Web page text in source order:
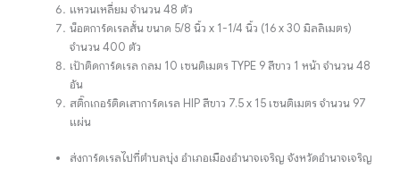
แหวนเหลี่ยม จำนวน 48 ตัว
น็อตการ์ดเรลสั้น ขนาด 5/8 นิ้ว x 1-1/4 นิ้ว (16 x 30 มิลลิเมตร)
จำนวน 400 ตัว
เป้าติดการ์ดเรล กลม 10 เซนติเมตร TYPE 9 สีขาว 1 หน้า จำนวน 48
อัน
สติ๊กเกอร์ติดเสาการ์ดเรล HIP สีขาว 7.5 x 15 เซนติเมตร จำนวน 97
แผ่น
ส่งการ์ดเรลไปที่ตำบลบุ่ง อำเภอเมืองอำนาจเจริญ จังหวัดอำนาจเจริญ